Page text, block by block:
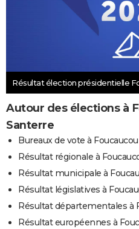
Résultat élection présidentielle
Autour des élections à
Santerre
Bureaux de vote à
Résultat régionale à
Résultat municipale à
Résultat législatives à
Résultat départementales à
Résultat européennes à